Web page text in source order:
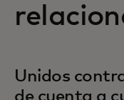
Unidos
de cuenta a